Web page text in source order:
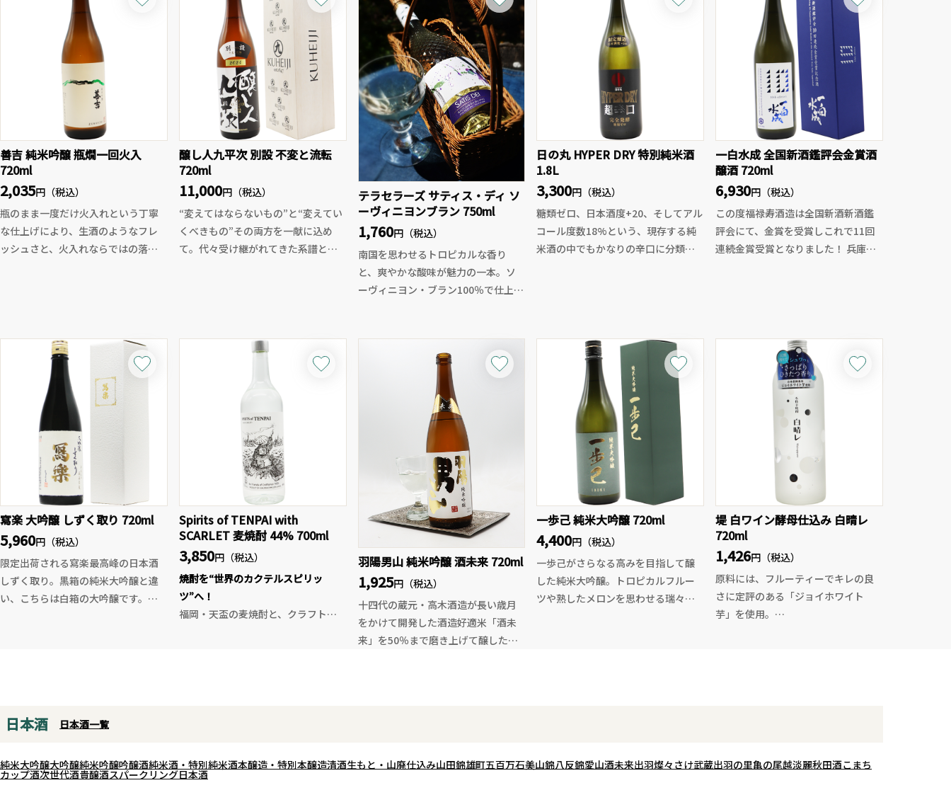
善吉 純米吟醸 瓶燗一回火入
720ml
2,035円（税込）
瓶のまま一度だけ火入れという丁寧
な仕上げにより、生酒のようなフレ
ッシュさと、火入れならではの落ち
移行し、後半はスッとキレる、非常
にバランスの良い流れ。
醸し人九平次 別設 不変と流転
720ml
11,000円（税込）
“変えてはならないもの”と“変えてい
くべきもの”その両方を一献に込め
て。代々受け継がれてきた系譜と、
られた、まさに新時代を切り拓くプ
レミアムSAKEです。
兵庫県産山田錦を100%使用という事
以外はスペック完全非公開。しなや
香り、まろやかさとエレガントなキ
レが共存。全ての味わいが静かに調
和し、余白の美を感じさせる上質な
特製木箱入りで、ギフト・贈答にも
お勧めの一本。“SAKEが未来にどう
あるべきか”を問い直す哲学的挑戦で
もある限定酒となっております。
テラセラーズ サティス・ディ ソ
ーヴィニヨンブラン 750ml
1,760円（税込）
南国を思わせるトロピカルな香り
と、爽やかな酸味が魅力の一本。ソ
ーヴィニヨン・ブラン100％で仕上げ
パイナップルやマンゴーなどの華や
かなアロマに、キレのある酸がバラ
ンスよく調和。口当たりは軽やかで
フレッシュ、後味はすっきりとクリ
ーンにまとまります。
気取らず楽しめる親しみやすさと、
飲み飽きしない爽快感が魅力のデイ
リーワインです。
日の丸 HYPER DRY 特別純米酒
1.8L
3,300円（税込）
糖類ゼロ、日本酒度+20、そしてアル
コール度数18%という、現存する純
米酒の中でもかなりの辛口に分類さ
に含めば、複雑な旨みとわずかな苦
みが広がり、飲みごたえ抜群！
まずは常温で味わい、その後ロック
で楽しむのもお勧めです。開栓後の
味の変化も魅力の一つ。超辛口の新
境地をぜひ体験してみてください。
一白水成 全国新酒鑑評会金賞酒
醸酒 720ml
6,930円（税込）
この度福禄寿酒造は全国新酒新酒鑑
評会にて、金賞を受賞しこれで11回
連続金賞受賞となりました！ 兵庫県
ンスに仕上がった一本、至高の一白
水成を是非お楽しみください。
寫楽 大吟醸 しずく取り 720ml
5,960円（税込）
限定出荷される寫楽最高峰の日本酒
しずく取り。黒箱の純米大吟醸と違
い、こちらは白箱の大吟醸です。
と誘ってくれます。味わいの秘密
細な風味を損なうことなく瓶詰され
てあります。
Spirits of TENPAI with
SCARLET 麦焼酎 44% 700ml
3,850円（税込）
焼酎を“世界のカクテルスピリッ
ツ”へ！
福岡・天盃の麦焼酎と、クラフトリ
は高めの度数ながら、天盃が磨き続
羽陽男山 純米吟醸 酒未来 720ml
1,925円（税込）
十四代の蔵元・高木酒造が長い歳月
をかけて開発した酒造好適米「酒未
来」を50％まで磨き上げて醸した純
で、後口はすっとキレの良い辛口。
一歩己 純米大吟醸 720ml
4,400円（税込）
一歩己がさらなる高みを目指して醸
した純米大吟醸。トロピカルフルー
ツや熟したメロンを思わせる瑞々し
の真摯な酒造りを感じられる一本で
堤 白ワイン酵母仕込み 白晴レ
720ml
1,426円（税込）
原料には、フルーティーでキレの良
さに定評のある「ジョイホワイト
芋」を使用。
おすすめは炭酸割り。ソーダで割る
日本酒 日本酒一覧
純米大吟醸大吟醸純米吟醸吟醸酒純米酒・特別純米酒本醸造・特別本醸造清酒生もと・山廃仕込み山田錦雄町五百万石美山錦八反錦愛山酒未来出羽燦々 さけ武蔵出羽の里亀の尾越淡麗秋田酒こまち
カップ酒次世代酒貴醸酒スパークリング日本酒